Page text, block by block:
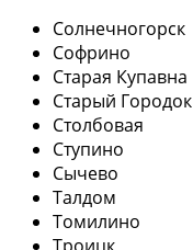
Солнечногорск
Софрино
Старая Купавна
Старый Городок
Столбовая
Ступино
Сычево
Талдом
Томилино